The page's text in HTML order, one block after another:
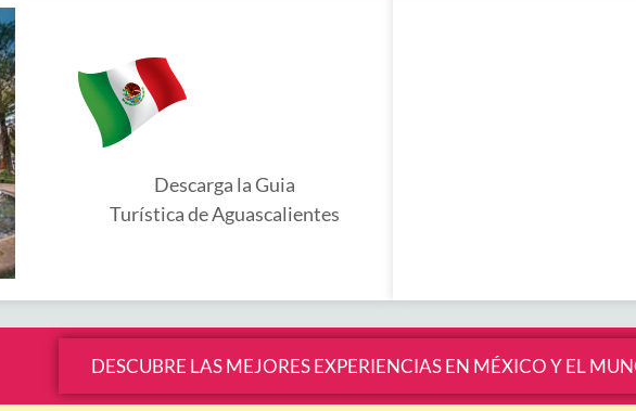
Descarga la Guia
Turística de Aguascalientes
DESCUBRE LAS MEJORES EXPERIENCIAS EN MÉXICO Y EL